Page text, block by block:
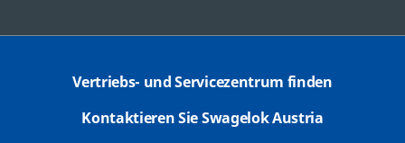
Vertriebs- und Servicezentrum finden
Kontaktieren Sie Swagelok Austria